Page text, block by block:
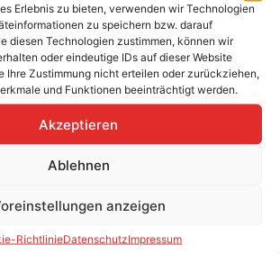
Erlebnis zu bieten, verwenden wir Technologien
zu speichern bzw. darauf
diesen Technologien zustimmen, können wir
oder eindeutige IDs auf dieser Website
Ihre Zustimmung nicht erteilen oder zurückziehen,
und Funktionen beeinträchtigt werden.
Akzeptieren
Ablehnen
anzeigen
RichtlinieDatenschutzImpressum
zu Hause / am Fahrtziel
2
Side
Rear
Ladezeit (0-
>490 Km)
7h30m
Ladegeschwindigkeit35 km/h
>392 Km)